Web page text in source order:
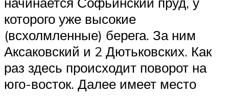
которого уже высокие
(всхолмленные) берега. За ним
Аксаковский и 2 Дютьковских. Как
раз здесь происходит поворот на
юго-восток. Далее имеет место